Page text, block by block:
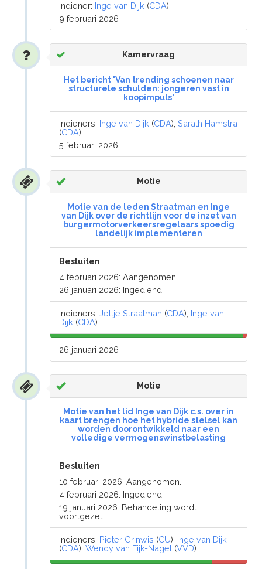
Indiener: Inge van Dijk (CDA)
9 februari 2026
Kamervraag
Het bericht 'Van trending schoenen naar
structurele schulden: jongeren vast in
koopimpuls'
Indieners: Inge van Dijk (CDA),Sarath Hamstra
(CDA)
5 februari 2026
Motie
Motie van de leden Straatman en Inge
van Dijk over de richtlijn voor de inzet van
burgermotorverkeersregelaars spoedig
landelijk implementeren
Besluiten
4 februari 2026: Aangenomen.
26 januari 2026: Ingediend
Indieners:Jeltje Straatman (CDA), Inge van
Dijk (CDA)
26 januari 2026
Motie
Motie van het lid Inge van Dijk c.s. over in
kaart brengen hoe het hybride stelsel kan
worden doorontwikkeld naar een
volledige vermogenswinstbelasting
Besluiten
10 februari 2026: Aangenomen.
4 februari 2026: Ingediend
19 januari 2026: Behandeling wordt
voortgezet.
Indieners: Pieter Grinwis (CU), Inge van Dijk
(CDA),Wendy van Eijk-Nagel (VVD)